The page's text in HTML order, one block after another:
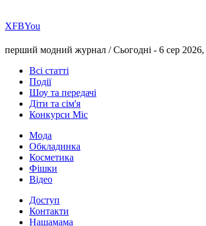
ХFBYou
перший модний журнал /Сьогодні - 6 сер
Всі статті
Події
Шоу та передачі
Діти та сім'я
Конкурси Міс
Мода
Обкладинка
Косметика
Фішки
Відео
Доступ
Контакти
Нашамама